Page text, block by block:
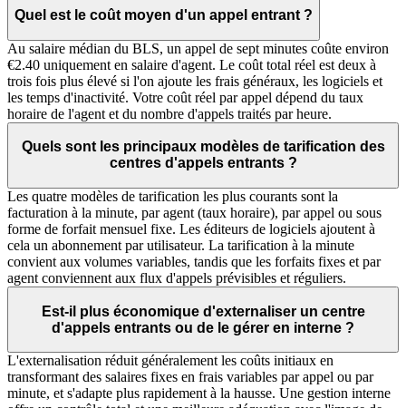
Quel est le coût moyen d'un appel entrant ?
Au salaire médian du BLS, un appel de sept minutes coûte environ
€2.40 uniquement en salaire d'agent. Le coût total réel est deux à
trois fois plus élevé si l'on ajoute les frais généraux, les logiciels et
les temps d'inactivité. Votre coût réel par appel dépend du taux
horaire de l'agent et du nombre d'appels traités par heure.
Quels sont les principaux modèles de tarification des
centres d'appels entrants ?
Les quatre modèles de tarification les plus courants sont la
facturation à la minute, par agent (taux horaire), par appel ou sous
forme de forfait mensuel fixe. Les éditeurs de logiciels ajoutent à
cela un abonnement par utilisateur. La tarification à la minute
convient aux volumes variables, tandis que les forfaits fixes et par
agent conviennent aux flux d'appels prévisibles et réguliers.
Est-il plus économique d'externaliser un centre
d'appels entrants ou de le gérer en interne ?
L'externalisation réduit généralement les coûts initiaux en
transformant des salaires fixes en frais variables par appel ou par
minute, et s'adapte plus rapidement à la hausse. Une gestion interne